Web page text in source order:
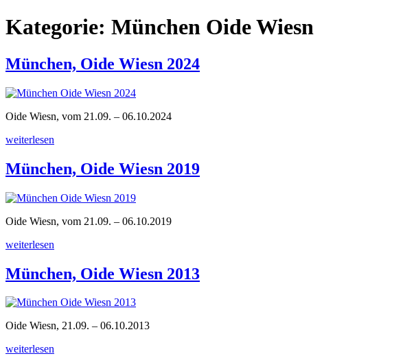
Kategorie: München Oide Wiesn
München, Oide Wiesn 2024
Oide Wiesn, vom 21.09. – 06.10.2024
„München,
Wiesn
2024“
weiterlesen
München, Oide Wiesn 2019
Oide Wiesn, vom 21.09. – 06.10.2019
„München,
Wiesn
2019“
weiterlesen
München, Oide Wiesn 2013
Oide Wiesn, 21.09. – 06.10.2013
„München,
weiterlesen